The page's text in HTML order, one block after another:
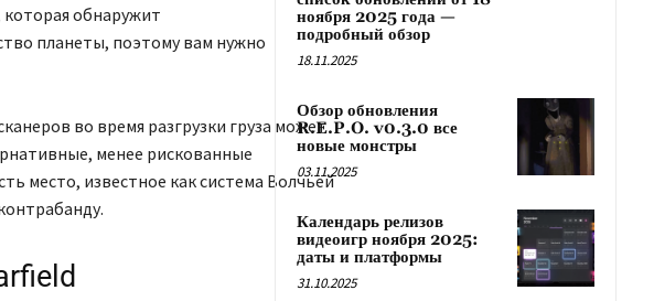
которая обнаружит
планеты, поэтому вам нужно
во время разгрузки груза может
менее рискованные
место, известное как система Волчьей
ноября 2025 года —
подробный обзор
18.11.2025
Обзор обновления
R.E.P.O. v0.3.0 все
новые монстры
03.11.2025
Календарь релизов
видеоигр ноября 2025:
даты и платформы
31.10.2025